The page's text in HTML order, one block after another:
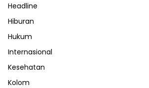
Headline
Hiburan
Hukum
Internasional
Kesehatan
Kolom